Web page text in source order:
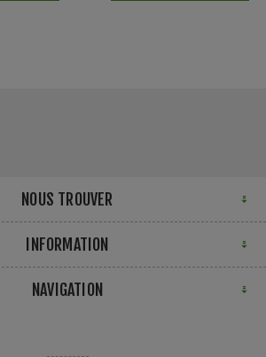
NOUS TROUVER
INFORMATION
NAVIGATION